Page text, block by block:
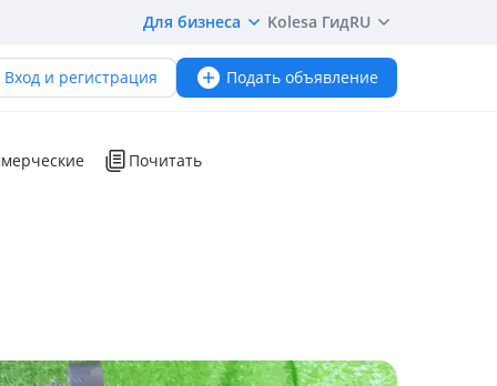
Для бизнеса Kolesa ГидRU
Вход и регистрация Подать объявление
Почитать